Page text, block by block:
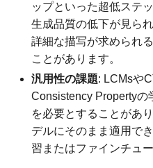
ップといった超低ステ
生成品質の低下が見ら
詳細な描写が求められ
ことがあります。
汎用性の課題: LCMsや
Consistency Propertyの
を必要とすることがあ
デルにそのまま適用で
習またはファインチュ